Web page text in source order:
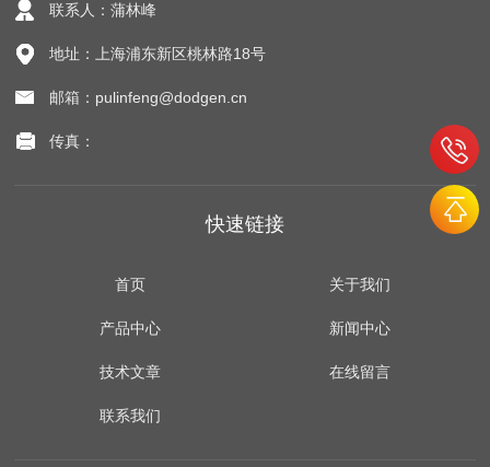
联系人：蒲林峰
地址：上海浦东新区桃林路18号
邮箱：pulinfeng@dodgen.cn
传真：
快速链接
首页 关于我们
产品中心 新闻中心
技术文章 在线留言
联系我们